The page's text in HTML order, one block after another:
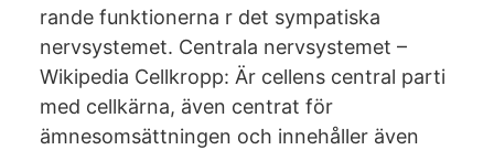
rande funktionerna r det sympatiska
nervsystemet. Centrala nervsystemet –
Wikipedia Cellkropp: Är cellens central parti
med cellkärna, även centrat för
ämnesomsättningen och innehåller även